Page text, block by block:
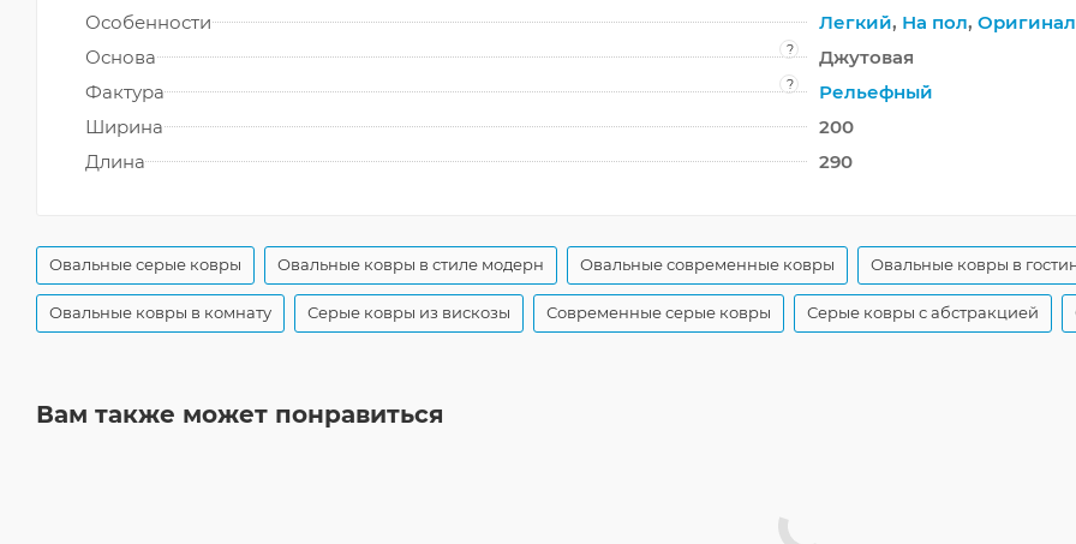
Особенности
Легкий, На пол,
Основа
?
Джутовая
Фактура
?
Рельефный
Ширина
200
Длина
290
Овальные серые ковры Овальные ковры в стиле модерн Овальные современные ковры Овальные ковры в
Овальные ковры в комнату Серые ковры из вискозы Современные серые ковры Серые ковры с абстракцией
Вам также может понравиться